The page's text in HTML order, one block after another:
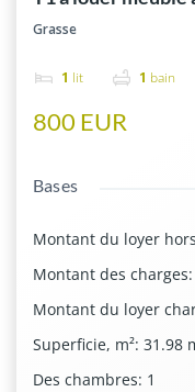
Grasse
1 lit 1 bain
800 EUR
Bases
Montant du loyer
Montant des charges:
Montant du loyer
Superficie, m²: 31.98
Des chambres: 1